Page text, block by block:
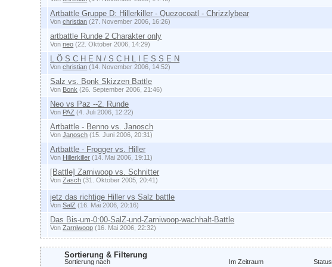
Artbattle Gruppe D: Hillerkiller - Quezocoatl - Chrizzlybear
Vonchristian (27. November 2006, 16:26)
artbattle Runde 2 Charakter only
Vonneo (22. Oktober 2006, 14:29)
L Ö S C H E N / S C H L I E S S E N
Vonchristian (14. November 2006, 14:52)
Salz vs. Bonk Skizzen Battle
Von Bonk (26. September 2006, 21:46)
Neo vs Paz --2. Runde
Von PAZ (4. Juli 2006, 12:22)
Artbattle - Benno vs. Janosch
VonJanosch (15. Juni 2006, 20:31)
Artbattle - Frogger vs. Hiller
Von Hillerkiller (14. Mai 2006, 19:11)
[Battle] Zarniwoop vs. Schnitter
VonZasch (31. Oktober 2005, 20:41)
jetz das richtige Hiller vs Salz battle
VonSalZ (16. Mai 2006, 20:16)
Das Bis-um-0:00-SalZ-und-Zarniwoop-wachhalt-Battle
VonZarniwoop (16. Mai 2006, 22:32)
Sortierung & Filterung
Sortierung nach Im Zeitraum Status